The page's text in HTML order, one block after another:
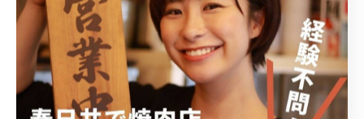
日進市や豊橋市で楽しむ焼肉の魅
力